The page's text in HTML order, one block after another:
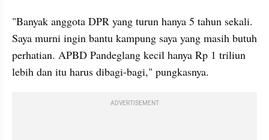
"Banyak anggota DPR yang turun hanya 5 tahun sekali.
Saya murni ingin bantu kampung saya yang masih butuh
perhatian. APBD Pandeglang kecil hanya Rp 1 triliun
lebih dan itu harus dibagi-bagi," pungkasnya.
ADVERTISEMENT